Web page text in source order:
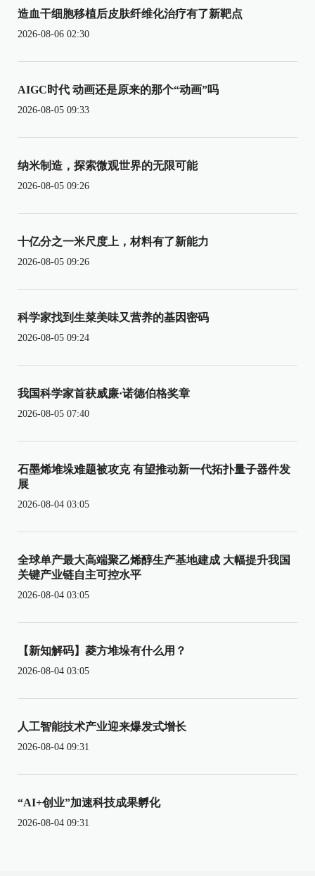
造血干细胞移植后皮肤纤维化治疗有了新靶点
2026-08-06 02:30
AIGC时代 动画还是原来的那个“动画”吗
2026-08-05 09:33
纳米制造，探索微观世界的无限可能
2026-08-05 09:26
十亿分之一米尺度上，材料有了新能力
2026-08-05 09:26
科学家找到生菜美味又营养的基因密码
2026-08-05 09:24
我国科学家首获威廉·诺德伯格奖章
2026-08-05 07:40
石墨烯堆垛难题被攻克 有望推动新一代拓扑量子器件发
展
2026-08-04 03:05
全球单产最大高端聚乙烯醇生产基地建成 大幅提升我国
关键产业链自主可控水平
2026-08-04 03:05
【新知解码】菱方堆垛有什么用？
2026-08-04 03:05
人工智能技术产业迎来爆发式增长
2026-08-04 09:31
“AI+创业”加速科技成果孵化
2026-08-04 09:31